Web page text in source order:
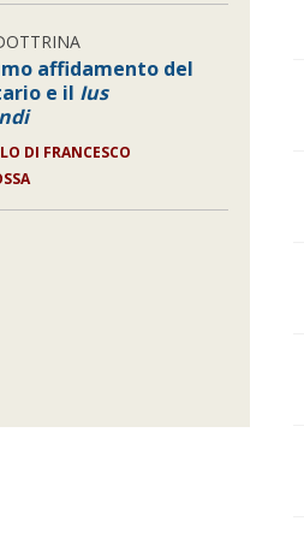
affidamento del
e il Ius
DI FRANCESCO